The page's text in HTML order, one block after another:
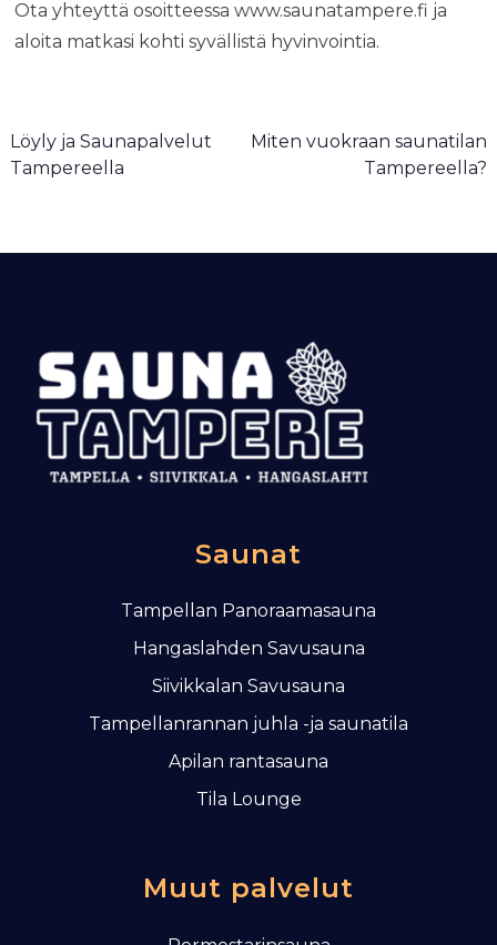
Ota yhteyttä osoitteessa www.saunatampere.fi ja
aloita matkasi kohti syvällistä hyvinvointia.
A
r
k
Löyly ja Saunapalvelut
Tampereella
Miten vuokraan saunatilan
Tampereella?
Saunat
Tampellan Panoraamasauna
Hangaslahden Savusauna
Siivikkalan Savusauna
Tampellanrannan juhla -ja saunatila
Apilan rantasauna
Tila Lounge
Muut palvelut